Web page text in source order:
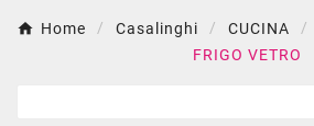
Home Casalinghi CUCINA
FRIGO VETRO